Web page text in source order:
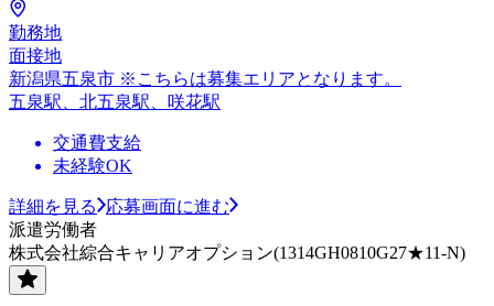
勤務地
面接地
新潟県五泉市 ※こちらは募集エリアとなります。
五泉駅、北五泉駅、咲花駅
交通費支給
未経験OK
詳細を見る
応募画面に進む
派遣労働者
株式会社綜合キャリアオプション(1314GH0810G27★11-N)